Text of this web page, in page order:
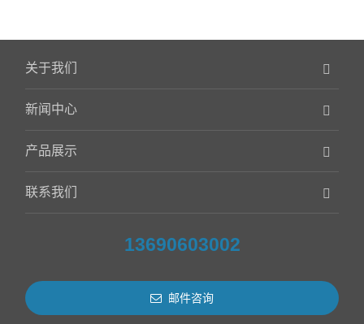
关于我们
新闻中心
产品展示
联系我们
13690603002
邮件咨询